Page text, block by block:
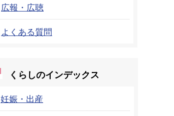
広報・広聴
よくある質問
くらしのインデックス
妊娠・出産